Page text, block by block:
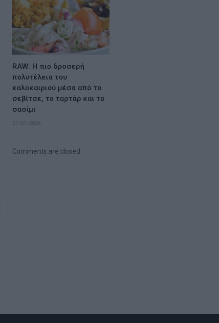
RAW: Η πιο δροσερή
πολυτέλεια του
καλοκαιριού μέσα από το
σεβίτσε, το ταρτάρ και το
σασίμι
31/07/2026
Comments are closed.